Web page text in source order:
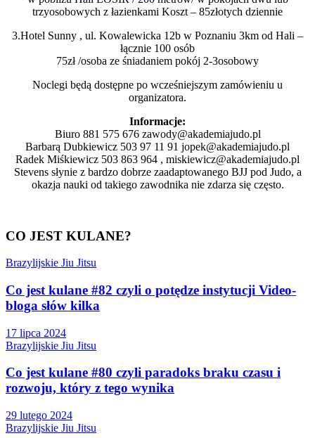
trzyosobowych z łazienkami Koszt – 85złotych dziennie
3.Hotel Sunny , ul. Kowalewicka 12b w Poznaniu 3km od Hali –
łącznie 100 osób
75zł /osoba ze śniadaniem pokój 2-3osobowy
Noclegi będą dostępne po wcześniejszym zamówieniu u
organizatora.
Informacje:
Biuro 881 575 676 zawody@akademiajudo.pl
Barbarą Dubkiewicz 503 97 11 91 jopek@akademiajudo.pl
Radek Miśkiewicz 503 863 964 , miskiewicz@akademiajudo.pl
Stevens słynie z bardzo dobrze zaadaptowanego BJJ pod Judo, a
okazja nauki od takiego zawodnika nie zdarza się często.
CO JEST KULANE?
Brazylijskie Jiu Jitsu
Co jest kulane #82 czyli o potędze instytucji Video-
bloga słów kilka
17 lipca 2024
Brazylijskie Jiu Jitsu
Co jest kulane #80 czyli paradoks braku czasu i
rozwoju, który z tego wynika
29 lutego 2024
Brazylijskie Jiu Jitsu